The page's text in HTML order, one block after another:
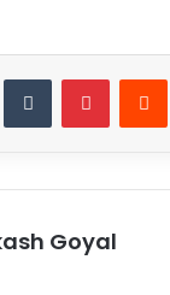
Tumblr Pinterest
Goyal